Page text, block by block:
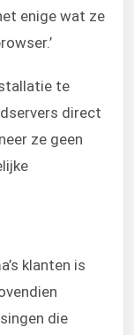
enige wat ze
te
direct
ze geen
klanten is
die